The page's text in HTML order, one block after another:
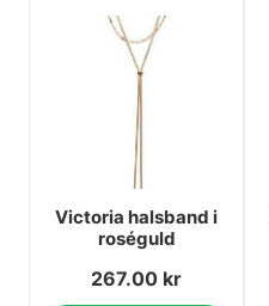
Victoria halsband i
roséguld
267.00 kr